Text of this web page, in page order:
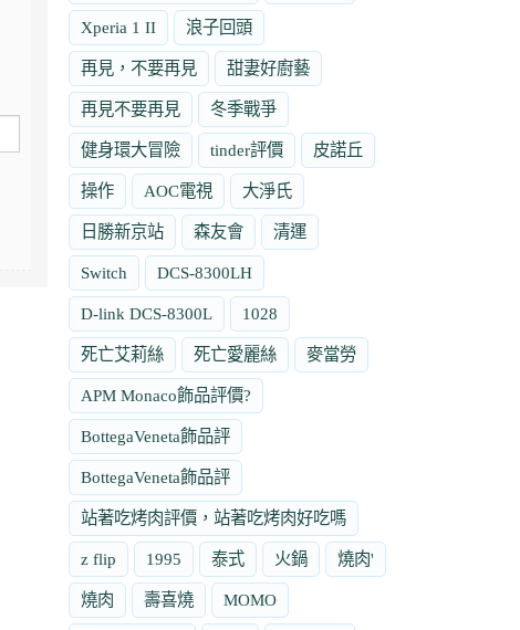
Xperia 1 II 浪子回頭
再見，不要再見 甜妻好廚藝
再見不要再見 冬季戰爭
健身環大冒險 tinder評價 皮諾丘
操作 AOC電視 大淨氏
日勝新京站 森友會 清運
Switch DCS-8300LH
D-link DCS-8300L 1028
死亡艾莉絲 死亡愛麗絲 麥當勞
APM Monaco飾品評價?
BottegaVeneta飾品評
BottegaVeneta飾品評
站著吃烤肉評價，站著吃烤肉好吃嗎
z flip 1995 泰式 火鍋 燒肉'
燒肉 壽喜燒 MOMO